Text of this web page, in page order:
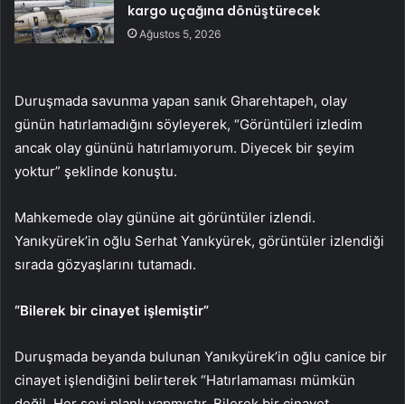
kargo uçağına dönüştürecek
Ağustos 5, 2026
Duruşmada savunma yapan sanık Gharehtapeh, olay
günün hatırlamadığını söyleyerek, “Görüntüleri izledim
ancak olay gününü hatırlamıyorum. Diyecek bir şeyim
yoktur” şeklinde konuştu.
Mahkemede olay gününe ait görüntüler izlendi.
Yanıkyürek’in oğlu Serhat Yanıkyürek, görüntüler izlendiği
sırada gözyaşlarını tutamadı.
“Bilerek bir cinayet işlemiştir”
Duruşmada beyanda bulunan Yanıkyürek’in oğlu canice bir
cinayet işlendiğini belirterek “Hatırlamaması mümkün